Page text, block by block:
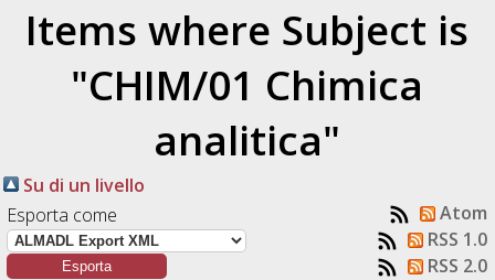
Items where Subject is
"CHIM/01 Chimica
analitica"
Su di un livello
Esporta come
Atom
RSS 1.0
RSS 2.0